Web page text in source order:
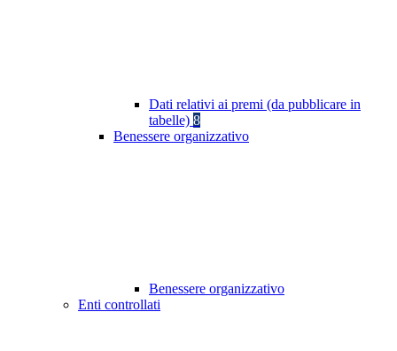
Dati relativi ai premi (da pubblicare in
tabelle) 8
Benessere organizzativo
Benessere organizzativo
Enti controllati